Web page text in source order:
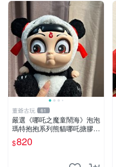
董爺古玩 61
嚴選《哪吒之魔童鬧海》泡泡
瑪特抱抱系列熊貓哪吒搪膠臉
毛絨， STATE：如圖顯示 哪
吒 毛絨公仔 泡泡瑪特
$820